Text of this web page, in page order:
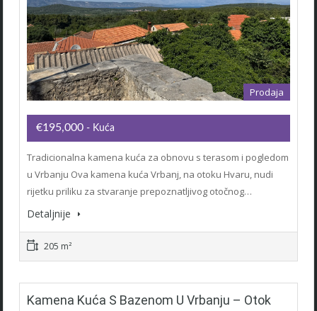
Prodaja
€195,000 - Kuća
Tradicionalna kamena kuća za obnovu s terasom i pogledom
u Vrbanju Ova kamena kuća Vrbanj, na otoku Hvaru, nudi
rijetku priliku za stvaranje prepoznatljivog otočnog…
Detaljnije
205 m²
Kamena Kuća S Bazenom U Vrbanju – Otok